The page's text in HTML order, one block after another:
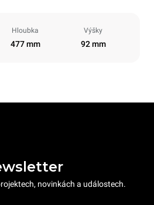
Hloubka
477 mm
Výšky
92 mm
novinkách a událostech.